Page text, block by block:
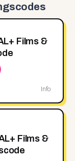
Films &
Info
Films &